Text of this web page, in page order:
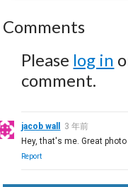
Comments
Please log in
comment.
jacob wall
3 年前
Hey, that's me. Great
Report